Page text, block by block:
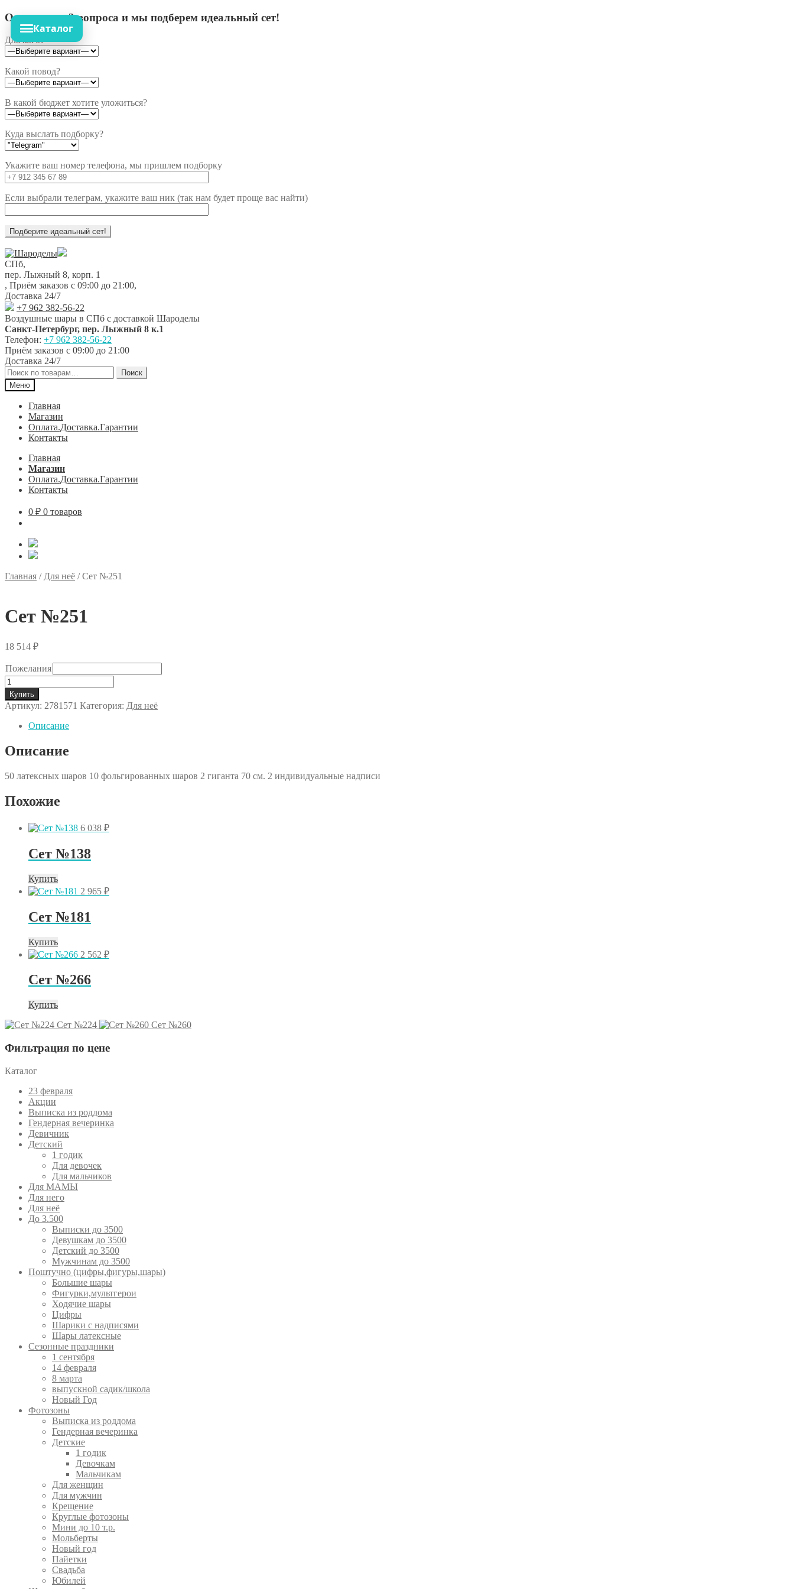
Ответьте на 3 вопроса и мы подберем идеальный сет!
Для кого?
Какой повод?
В какой бюджет хотите уложиться?
Куда выслать подборку?
Укажите ваш номер телефона, мы пришлем подборку
Если выбрали телеграм, укажите ваш ник (так нам будет проще вас найти)
Перейти
к
навигации
Перейти
к
содержимому
СПб,
пер. Лыжный 8, корп. 1
, Приём заказов с 09:00 до 21:00,
Доставка 24/7
+7 962 382-56-22
Воздушные шары в СПб с доставкой Шароделы
Санкт-Петербург, пер. Лыжный 8 к.1
Телефон: +7 962 382-56-22
Приём заказов с 09:00 до 21:00
Доставка 24/7
Искать:
Поиск
Меню
Главная
Магазин
Оплата.Доставка.Гарантии
Контакты
Главная
Магазин
Оплата.Доставка.Гарантии
Контакты
0 ₽ 0 товаров
Каталог
Главная /Для неё /Сет №251
Сет №251
18 514 ₽
Пожелания
Количество
товара
Сет
№251
Купить
Артикул: 2781571 Категория: Для неё
Описание
Описание
50 латексных шаров 10 фольгированных шаров 2 гиганта 70 см. 2 индивидуальные надписи
Похожие
6 038 ₽
Сет №138
Купить
2 965 ₽
Сет №181
Купить
2 562 ₽
Сет №266
Купить
Сет №224
Сет №260
Фильтрация по цене
Каталог
23 февраля
Акции
Выписка из роддома
Гендерная вечеринка
Девичник
Детский
1 годик
Для девочек
Для мальчиков
Для МАМЫ
Для него
Для неё
До 3.500
Выписки до 3500
Девушкам до 3500
Детский до 3500
Мужчинам до 3500
Поштучно (цифры,фигуры,шары)
Большие шары
Фигурки,мультгерои
Ходячие шары
Цифры
Шарики с надписями
Шары латексные
Сезонные праздники
1 сентября
14 февраля
8 марта
выпускной садик/школа
Новый Год
Фотозоны
Выписка из роддома
Гендерная вечеринка
Детские
1 годик
Девочкам
Мальчикам
Для женщин
Для мужчин
Крещение
Круглые фотозоны
Мини до 10 т.р.
Мольберты
Новый год
Пайетки
Свадьба
Юбилей